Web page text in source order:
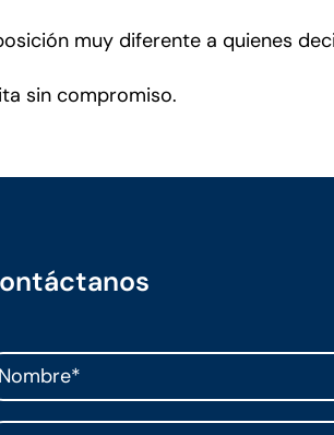
muy diferente a quienes
sin compromiso.